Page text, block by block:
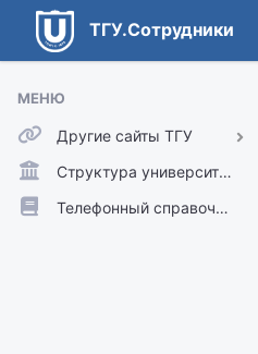
ТГУ.Сотрудники
МЕНЮ
Другие сайты ТГУ
ТГУ.Аккаунты
ТГУ.Расписание
Структура университета
Телефонный справочник